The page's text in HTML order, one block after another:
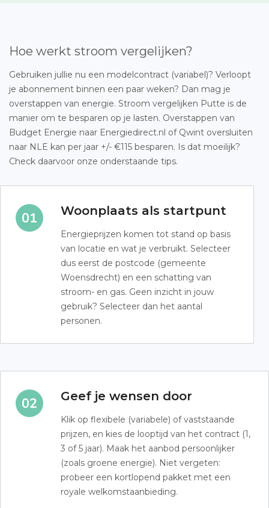
Hoe werkt stroom vergelijken?
Gebruiken jullie nu een modelcontract (variabel)? Verloopt
je abonnement binnen een paar weken? Dan mag je
overstappen van energie. Stroom vergelijken Putte is de
manier om te besparen op je lasten. Overstappen van
Budget Energie naar Energiedirect.nl of Qwint oversluiten
naar NLE kan per jaar +/- €115 besparen. Is dat moeilijk?
Check daarvoor onze onderstaande tips.
Woonplaats als startpunt
Energieprijzen komen tot stand op basis
van locatie en wat je verbruikt. Selecteer
dus eerst de postcode (gemeente
Woensdrecht) en een schatting van
stroom- en gas. Geen inzicht in jouw
gebruik? Selecteer dan het aantal
personen.
Geef je wensen door
Klik op flexibele (variabele) of vaststaande
prijzen, en kies de looptijd van het contract (1,
3 of 5 jaar). Maak het aanbod persoonlijker
(zoals groene energie). Niet vergeten:
probeer een kortlopend pakket met een
royale welkomstaanbieding.